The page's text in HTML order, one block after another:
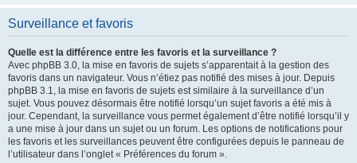
Surveillance et favoris
Quelle est la différence entre les favoris et la surveillance ?
Avec phpBB 3.0, la mise en favoris de sujets s’apparentait à la gestion des
favoris dans un navigateur. Vous n’étiez pas notifié des mises à jour. Depuis
phpBB 3.1, la mise en favoris de sujets est similaire à la surveillance d’un
sujet. Vous pouvez désormais être notifié lorsqu’un sujet favoris a été mis à
jour. Cependant, la surveillance vous permet également d’être notifié lorsqu’il y
a une mise à jour dans un sujet ou un forum. Les options de notifications pour
les favoris et les surveillances peuvent être configurées depuis le panneau de
l’utilisateur dans l’onglet « Préférences du forum ».